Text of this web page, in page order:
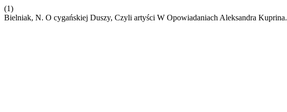
(1)
Bielniak, N. O cygańskiej Duszy, Czyli artyści W Opowiadaniach Aleksandra Kuprina.